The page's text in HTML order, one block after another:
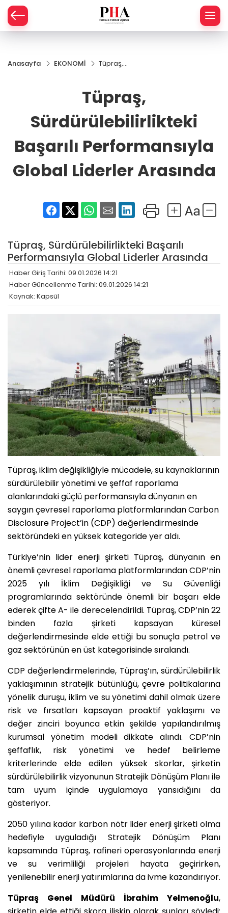
Anasayfa EKONOMİ
Tüpraş,
Performansıyla
Global Liderler
Arasında
Tüpraş,
Sürdürülebilirlikteki
Başarılı Performansıyla
Global Liderler Arasında
Tüpraş, Sürdürülebilirlikteki Başarılı
Performansıyla Global Liderler Arasında
Haber Giriş Tarihi: 09.01.2026 14:21
Haber Güncellenme Tarihi: 09.01.2026 14:21
Kaynak: Kapsül
Tüpraş, iklim değişikliğiyle mücadele, su kaynaklarının
sürdürülebilir yönetimi ve şeffaf raporlama
alanlarındaki güçlü performansıyla dünyanın en
saygın çevresel raporlama platformlarından Carbon
Disclosure Project’in (CDP) değerlendirmesinde
sektöründeki en yüksek kategoride yer aldı.
Türkiye’nin lider enerji şirketi Tüpraş, dünyanın en
önemli çevresel raporlama platformlarından CDP’nin
2025 yılı İklim Değişikliği ve Su Güvenliği
programlarında sektöründe önemli bir başarı elde
ederek çifte A- ile derecelendirildi. Tüpraş, CDP’nin 22
binden fazla şirketi kapsayan küresel
değerlendirmesinde elde ettiği bu sonuçla petrol ve
gaz sektörünün en üst kategorisinde sıralandı.
CDP değerlendirmelerinde, Tüpraş’ın, sürdürülebilirlik
yaklaşımının stratejik bütünlüğü, çevre politikalarına
yönelik duruşu, iklim ve su yönetimi dahil olmak üzere
risk ve fırsatları kapsayan proaktif yaklaşımı ve
değer zinciri boyunca etkin şekilde yapılandırılmış
kurumsal yönetim modeli dikkate alındı. CDP’nin
şeffaflık, risk yönetimi ve hedef belirleme
kriterlerinde elde edilen yüksek skorlar, şirketin
sürdürülebilirlik vizyonunun Stratejik Dönüşüm Planı ile
tam uyum içinde uygulamaya yansıdığını da
gösteriyor.
2050 yılına kadar karbon nötr lider enerji şirketi olma
hedefiyle uyguladığı Stratejik Dönüşüm Planı
kapsamında Tüpraş, rafineri operasyonlarında enerji
ve su verimliliği projeleri hayata geçirirken,
yenilenebilir enerji yatırımlarına da ivme kazandırıyor.
Tüpraş Genel Müdürü İbrahim Yelmenoğlu,